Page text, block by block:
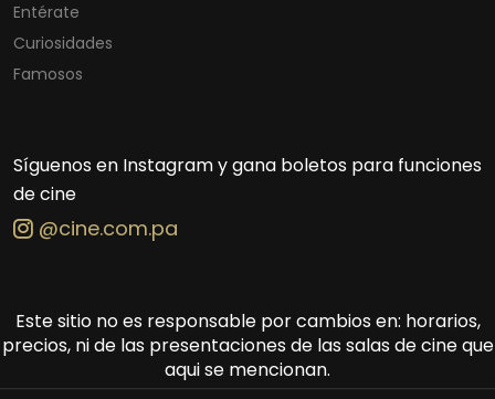
Entérate
Curiosidades
Famosos
Síguenos en Instagram y gana boletos para funciones
de cine
@cine.com.pa
Este sitio no es responsable por cambios en: horarios,
precios, ni de las presentaciones de las salas de cine que
aqui se mencionan.